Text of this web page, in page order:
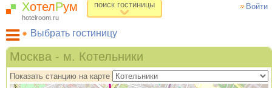
Войти
ХотелРум
hotelroom.ru
поиск гостиницы
Выбрать гостиницу
Гостиницы на карте Москвы
Гостиницы по метро
ХотелРум рекомендует
Москва - м. Котельники
Показать станцию на карте